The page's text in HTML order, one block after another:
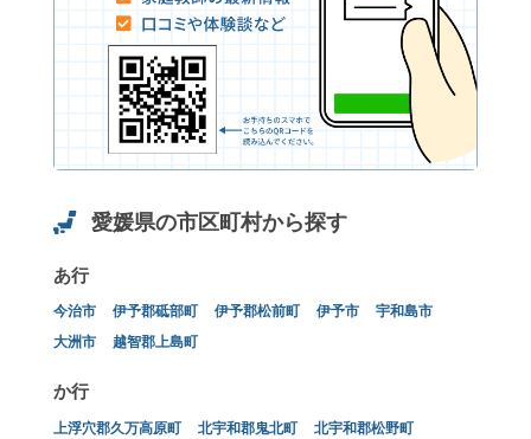
愛媛県の市区町村から探す
あ行
今治市 伊予郡砥部町 伊予郡松前町 伊予市
宇和島市
大洲市
越智郡上島町
か行
上浮穴郡久万高原町 北宇和郡鬼北町
北宇和郡松野町